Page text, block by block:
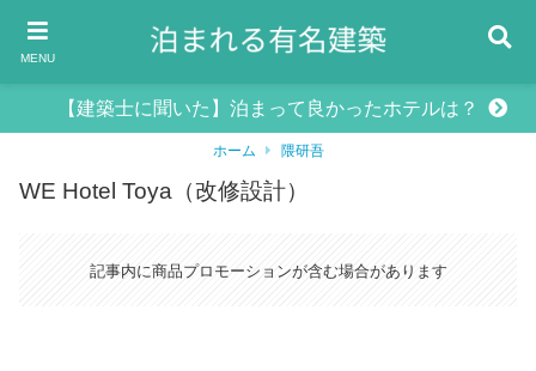
MENU
【建築士に聞いた】泊まって良かったホテルは？
ホーム 隈研吾
WE Hotel Toya（改修設計）
記事内に商品プロモーションが含む場合があります